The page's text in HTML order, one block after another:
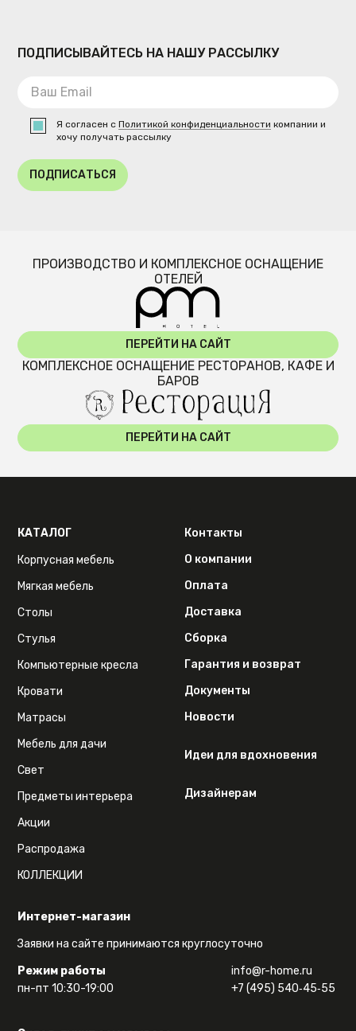
ПОДПИСЫВАЙТЕСЬ НА НАШУ РАССЫЛКУ
Я согласен сПолитикой конфиденциальности компании и
хочу получать рассылку
ПОДПИСАТЬСЯ
ПРОИЗВОДСТВО И КОМПЛЕКСНОЕ ОСНАЩЕНИЕ
ОТЕЛЕЙ
ПЕРЕЙТИ НА САЙТ
КОМПЛЕКСНОЕ ОСНАЩЕНИЕ РЕСТОРАНОВ, КАФЕ И
БАРОВ
ПЕРЕЙТИ НА САЙТ
Интернет-магазин
Заявки на сайте принимаются круглосуточно
Режим работы
пн-пт 10:30-19:00
info@r-home.ru
+7 (495) 540‑45‑55
КАТАЛОГ
Корпусная мебель
Мягкая мебель
Столы
Стулья
Компьютерные кресла
Кровати
Матрасы
Мебель для дачи
Свет
Предметы интерьера
Акции
Распродажа
КОЛЛЕКЦИИ
Контакты
О компании
Оплата
Доставка
Сборка
Гарантия и возврат
Документы
Новости
Идеи для вдохновения
Дизайнерам